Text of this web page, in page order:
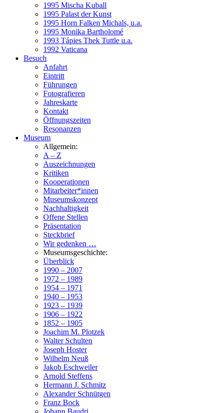
1995 Mischa Kuball
1995 Palast der Kunst
1995 Horn Falken Michals, u.a.
1995 Monika Bartholomé
1993 Tápies Thek Tuttle u.a.
1992 Vaticana
Besuch
Anfahrt
Eintritt
Führungen
Fotografieren
Jahreskarte
Kontakt
Öffnungszeiten
Resonanzen
Museum
Allgemein:
A – Z
Auszeichnungen
Kritiken
Kooperationen
Mitarbeiter*innen
Museumskonzept
Nachhaltigkeit
Offene Stellen
Präsentation
Steckbrief
Wir gedenken …
Museumsgeschichte:
Überblick
1990 – 2007
1972 – 1989
1954 – 1971
1940 – 1953
1923 – 1939
1906 – 1922
1852 – 1905
Joachim M. Plotzek
Walter Schulten
Joseph Hoster
Wilhelm Neuß
Jakob Eschweiler
Arnold Steffens
Hermann J. Schmitz
Alexander Schnütgen
Franz Bock
Johann Baudri